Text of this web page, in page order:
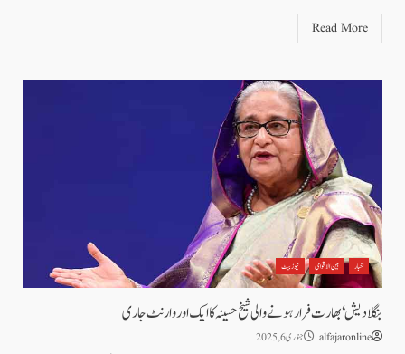
Read More
اخبار بین الاقوامی نیوز بیٹ
بنگلا دیش‘ بھارت فرار ہونے والی شیخ حسینہ کا ایک اور وارنٹ جاری
alfajaronline جنوری 6, 2025